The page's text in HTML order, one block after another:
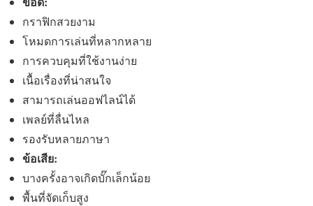
กราฟิกสวยงาม
โหมดการเล่นที่หลากหลาย
การควบคุมที่ใช้งานง่าย
เนื้อเรื่องที่น่าสนใจ
สามารถเล่นออฟไลน์ได้
เพลย์ที่ลื่นไหล
รองรับหลายภาษา
ข้อเสีย:
บางครั้งอาจเกิดบั๊กเล็กน้อย
พื้นที่จัดเก็บสูง